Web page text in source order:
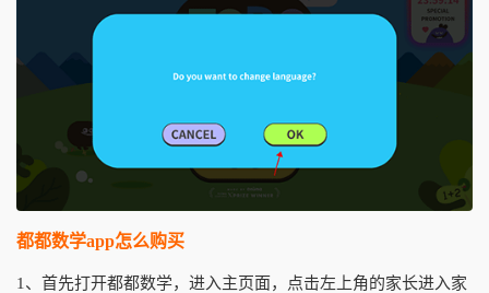
都都数学app怎么购买
1、首先打开都都数学，进入主页面，点击左上角的家长进入家